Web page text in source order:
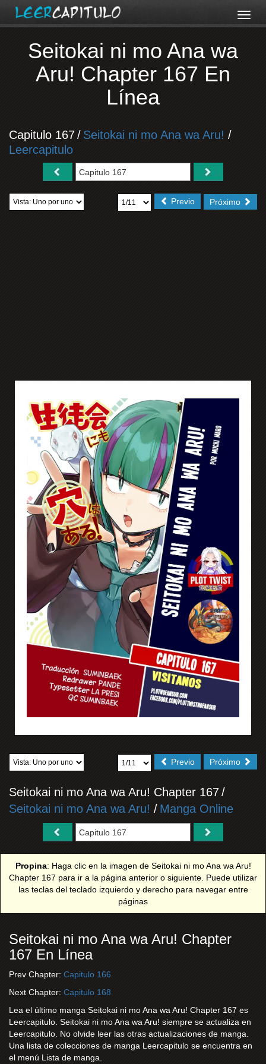
Seitokai ni mo Ana wa
Aru! Chapter 167 En
Línea
Capitulo 167/ Seitokai ni mo Ana wa Aru! /
Leercapitulo
Próximo
Previo
Próximo
Previo
Seitokai ni mo Ana wa Aru! Chapter 167/
Seitokai ni mo Ana wa Aru! / Manga Online
Propina: Haga clic en la imagen de Seitokai ni mo Ana wa Aru!
Chapter 167 para ir a la página anterior o siguiente. Puede utilizar
las teclas del teclado izquierdo y derecho para navegar entre
páginas
Seitokai ni mo Ana wa Aru! Chapter
167 En Línea
Prev Chapter: Capitulo 166
Next Chapter: Capitulo 168
Lea el último manga Seitokai ni mo Ana wa Aru! Chapter 167 es
Leercapitulo. Seitokai ni mo Ana wa Aru! siempre se actualiza en
Leercapitulo. No olvide leer las otras actualizaciones de manga.
Una lista de colecciones de manga Leercapitulo se encuentra en
el menú Lista de manga.